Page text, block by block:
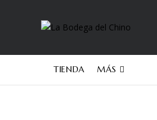
TIENDA MÁS